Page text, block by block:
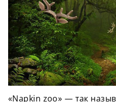
«Napkin zoo» — так